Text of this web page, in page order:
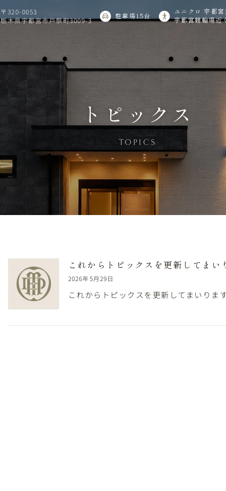
〒320-0053
栃木県宇都宮市戸祭町3009-3
駐車場15台
ユニクロ 宇都宮
宇都宮競輪場近
トピックス
TOPICS
これからトピックスを更新してまい
2026年5月29日
これからトピックスを更新してまいり